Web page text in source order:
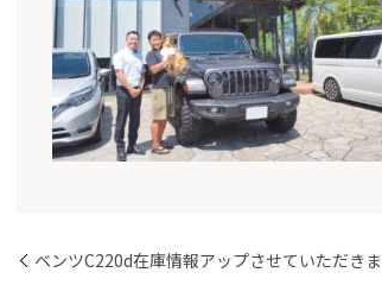
ベンツC220d在庫情報アップさせていただきま